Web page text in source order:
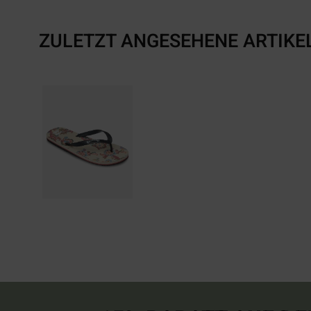
ZULETZT ANGESEHENE